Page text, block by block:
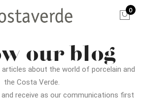
0
our blog
about the world of porcelain and
the Costa Verde.
receive as our communications first